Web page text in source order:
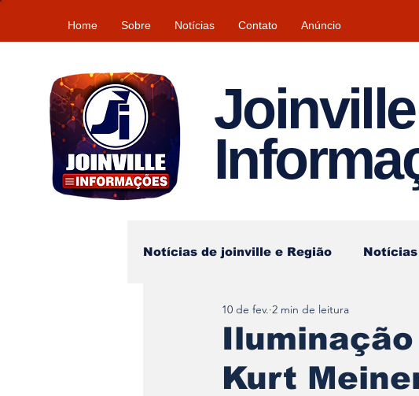
Home Sobre Notícias Contato Anúncio
Joinville
Notícias de joinville e Região
Tempo\clima
Kurt
10 de fev. 2 min de leitura